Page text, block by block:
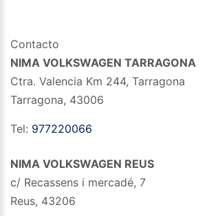
Contacto
NIMA VOLKSWAGEN TARRAGONA
Ctra. Valencia Km 244, Tarragona
Tarragona, 43006
Tel: 977220066
NIMA VOLKSWAGEN REUS
c/ Recassens i mercadé, 7
Reus, 43206